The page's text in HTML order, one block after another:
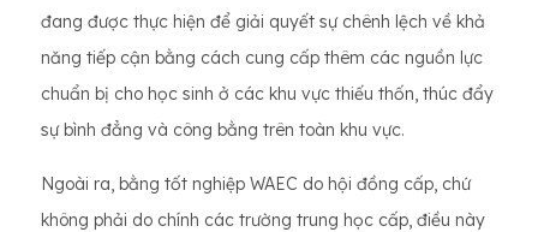
đang được thực hiện để giải quyết sự chênh lệch về khả
năng tiếp cận bằng cách cung cấp thêm các nguồn lực
chuẩn bị cho học sinh ở các khu vực thiếu thốn, thúc đẩy
sự bình đẳng và công bằng trên toàn khu vực.
Ngoài ra, bằng tốt nghiệp WAEC do hội đồng cấp, chứ
không phải do chính các trường trung học cấp, điều này